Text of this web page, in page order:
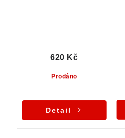
Prodáno
620 Kč
Detail